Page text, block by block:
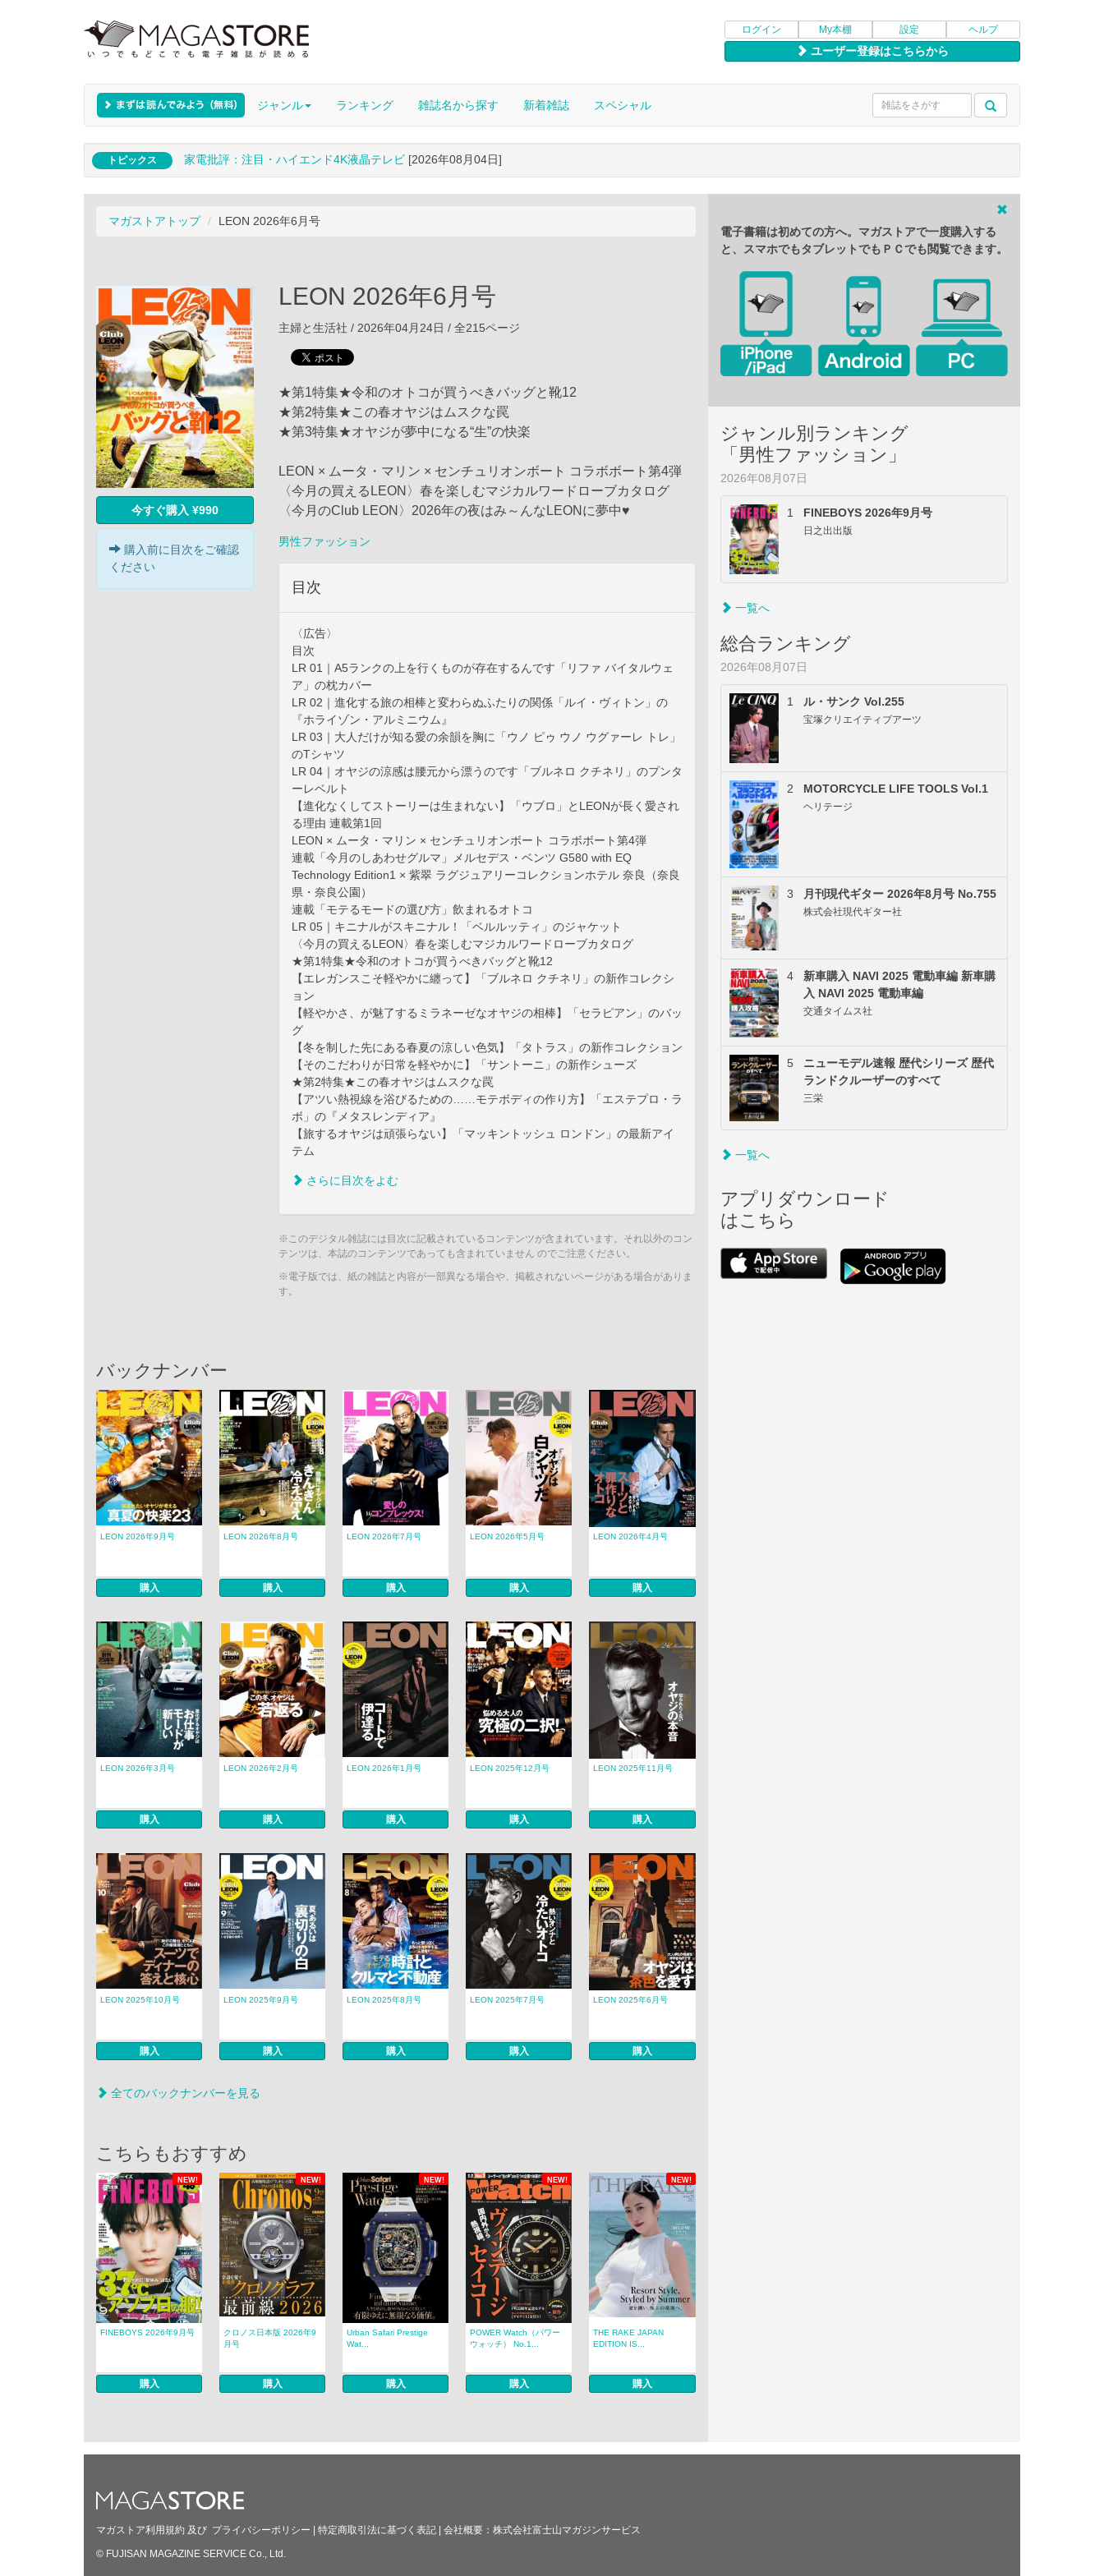
ログイン My本棚 設定 ヘルプ
ユーザー登録はこちらから
ジャンル ランキング 雑誌名から探す 新着雑誌 スペシャル
トピックス 家電批評：注目・ハイエンド4K液晶テレビ [2026年08月04日]
マガストアトップ LEON 2026年6月号
今すぐ購入 ¥990
購入前に目次をご確認
ください
LEON 2026年6月号
主婦と生活社 / 2026年04月24日 / 全215ページ
★第1特集★令和のオトコが買うべきバッグと靴12
★第2特集★この春オヤジはムスクな罠
★第3特集★オヤジが夢中になる“生”の快楽
LEON × ムータ・マリン × センチュリオンボート コラボボート第4弾
〈今月の買えるLEON〉春を楽しむマジカルワードローブカタログ
〈今月のClub LEON〉2026年の夜はみ～んなLEONに夢中♥
男性ファッション
目次
〈広告〉
目次
LR 01｜A5ランクの上を行くものが存在するんです「リファ バイタルウェ
ア」の枕カバー
LR 02｜進化する旅の相棒と変わらぬふたりの関係「ルイ・ヴィトン」の
『ホライゾン・アルミニウム』
LR 03｜大人だけが知る愛の余韻を胸に「ウノ ピゥ ウノ ウグァーレ トレ」
のTシャツ
LR 04｜オヤジの涼感は腰元から漂うのです「ブルネロ クチネリ」のプンタ
ーレベルト
【進化なくしてストーリーは生まれない】「ウブロ」とLEONが長く愛され
る理由 連載第1回
LEON × ムータ・マリン × センチュリオンボート コラボボート第4弾
連載「今月のしあわせグルマ」メルセデス・ベンツ G580 with EQ
Technology Edition1 × 紫翠 ラグジュアリーコレクションホテル 奈良（奈良
県・奈良公園）
連載「モテるモードの選び方」飲まれるオトコ
LR 05｜キニナルがスキニナル！「ベルルッティ」のジャケット
〈今月の買えるLEON〉春を楽しむマジカルワードローブカタログ
★第1特集★令和のオトコが買うべきバッグと靴12
【エレガンスこそ軽やかに纏って】「ブルネロ クチネリ」の新作コレクシ
ョン
【軽やかさ、が魅了するミラネーゼなオヤジの相棒】「セラピアン」のバッ
グ
【冬を制した先にある春夏の涼しい色気】「タトラス」の新作コレクション
【そのこだわりが日常を軽やかに】「サントーニ」の新作シューズ
★第2特集★この春オヤジはムスクな罠
【アツい熱視線を浴びるための……モテボディの作り方】「エステプロ・ラ
ボ」の『メタスレンディア』
【旅するオヤジは頑張らない】「マッキントッシュ ロンドン」の最新アイ
テム
さらに目次をよむ
※このデジタル雑誌には目次に記載されているコンテンツが含まれています。それ以外のコン
テンツは、本誌のコンテンツであっても含まれていません のでご注意ください。
※電子版では、紙の雑誌と内容が一部異なる場合や、掲載されないページがある場合がありま
す。
バックナンバー
LEON 2026年9月号
購入
LEON 2026年8月号
購入
LEON 2026年7月号
購入
LEON 2026年5月号
購入
LEON 2026年4月号
購入
LEON 2026年3月号
購入
LEON 2026年2月号
購入
LEON 2026年1月号
購入
LEON 2025年12月号
購入
LEON 2025年11月号
購入
LEON 2025年10月号
購入
LEON 2025年9月号
購入
LEON 2025年8月号
購入
LEON 2025年7月号
購入
LEON 2025年6月号
購入
全てのバックナンバーを見る
こちらもおすすめ
NEW! NEW! NEW! NEW! NEW!
FINEBOYS 2026年9月号
購入
クロノス日本版 2026年9
月号
購入
Urban Safari Prestige
Wat...
購入
POWER Watch（パワー
ウォッチ） No.1...
購入
THE RAKE JAPAN
EDITION IS...
購入
電子書籍は初めての方へ。マガストアで一度購入する
と、スマホでもタブレットでもＰＣでも閲覧できます。
ジャンル別ランキング
「男性ファッション」
2026年08月07日
1 FINEBOYS 2026年9月号
日之出出版
一覧へ
総合ランキング
2026年08月07日
1 ル・サンク Vol.255
宝塚クリエイティブアーツ
2 MOTORCYCLE LIFE TOOLS Vol.1
ヘリテージ
3 月刊現代ギター 2026年8月号 No.755
株式会社現代ギター社
4
新車購入 NAVI 2025 電動車編 新車購
入 NAVI 2025 電動車編
交通タイムス社
5
ニューモデル速報 歴代シリーズ 歴代
ランドクルーザーのすべて
三栄
一覧へ
アプリダウンロード
はこちら
マガストア利用規約 及び プライバシーポリシー 特定商取引法に基づく表記 会社概要： 株式会社富士山マガジンサービス
© FUJISAN MAGAZINE SERVICE Co., Ltd.